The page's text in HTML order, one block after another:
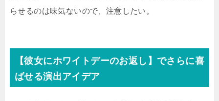
らせるのは味気ないので、注意したい。
【彼女にホワイトデーのお返し】でさらに喜
ばせる演出アイデア